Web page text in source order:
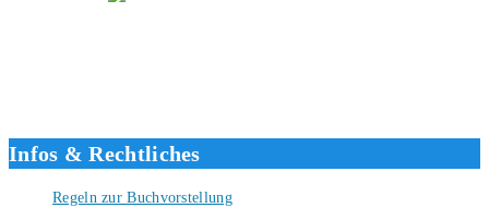
Infos & Rechtliches
Regeln zur Buchvorstellung